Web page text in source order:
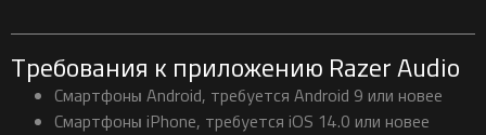
Требования к приложению Razer Audio
Смартфоны Android, требуется Android 9 или новее
Смартфоны iPhone, требуется iOS 14.0 или новее